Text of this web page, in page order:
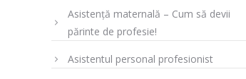
Asistență maternală – Cum să devii
părinte de profesie!
Asistentul personal profesionist